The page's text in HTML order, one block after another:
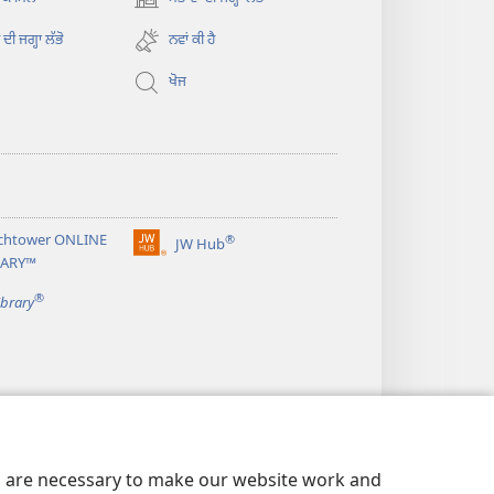
necessary to make our website work and
(opens
new
window)
ਜਗ੍ਹਾ ਲੱਭੋ ਨਵਾਂ ਕੀ ਹੈ
ਖੋਜ
ONLINE
JW Hub®
(opens
®